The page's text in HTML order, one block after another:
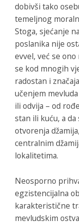
dobivši tako
temeljnog
Stoga, sjećanje
poslanika nije
evvel, već se
se kod mnogih
radostan i
učenjem
ili odvija – od
stan ili kuću, a
otvorenja
centralnim
lokalitetima.
Neosporno
egzistencijalna
karakteristične
mevludskim